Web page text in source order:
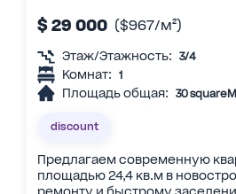
$ 29 000 ($967/м²)
Этаж/Этажность: 3/4
Комнат: 1
Площадь общая: 30
discount
Предлагаем современную
площадью 24,4 кв.м в
ремонту и быстрому